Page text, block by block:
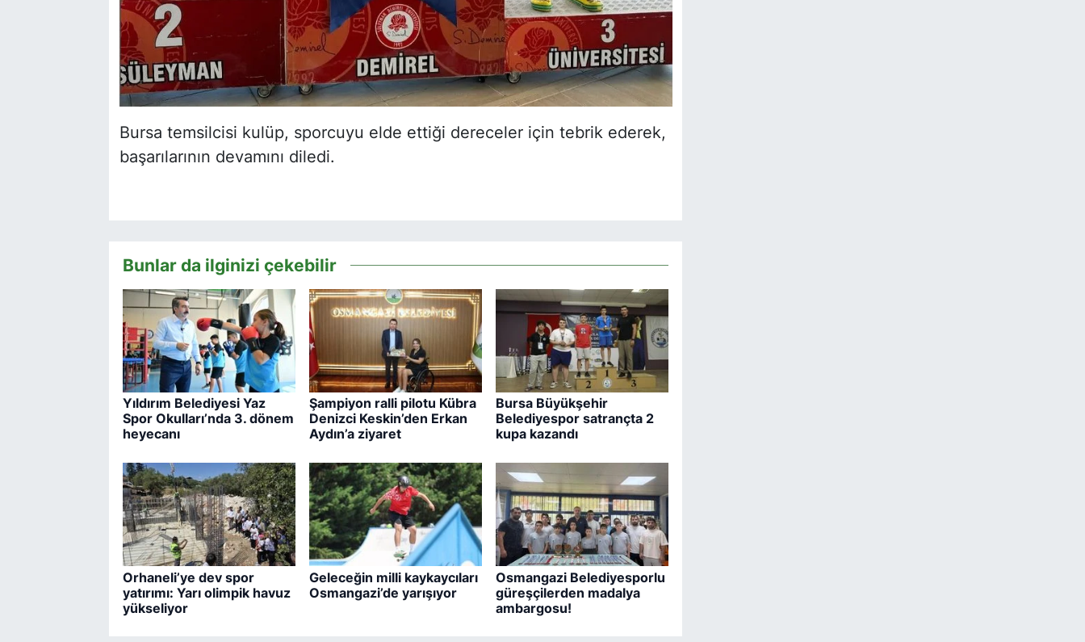
Bursa temsilcisi kulüp, sporcuyu elde ettiği dereceler için tebrik ederek,
başarılarının devamını diledi.
Bunlar da ilginizi çekebilir
Yıldırım Belediyesi Yaz
Spor Okulları’nda 3. dönem
heyecanı
Şampiyon ralli pilotu Kübra
Denizci Keskin’den Erkan
Aydın’a ziyaret
Bursa Büyükşehir
Belediyespor satrançta 2
kupa kazandı
Orhaneli’ye dev spor
yatırımı: Yarı olimpik havuz
yükseliyor
Geleceğin milli kaykaycıları
Osmangazi’de yarışıyor
Osmangazi Belediyesporlu
güreşçilerden madalya
ambargosu!